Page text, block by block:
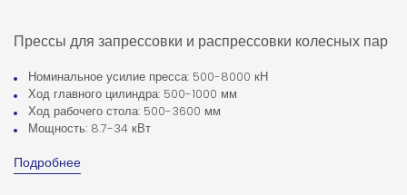
Прессы для запрессовки и распрессовки колесных пар
Номинальное усилие пресса: 500-8000 кН
Ход главного цилиндра: 500-1000 мм
Ход рабочего стола: 500-3600 мм
Мощность: 8.7-34 кВт
Подробнее